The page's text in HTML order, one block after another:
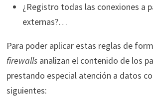
¿Registro todas las conexiones a
externas?…
Para poder aplicar estas reglas de
firewalls analizan el contenido de los
prestando especial atención a datos
siguientes: